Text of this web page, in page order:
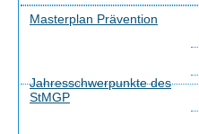
Masterplan Prävention
Jahresschwerpunkte des
StMGP